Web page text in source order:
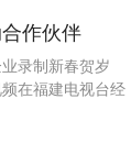
作伙伴
录制新春贺岁
在福建电视台经